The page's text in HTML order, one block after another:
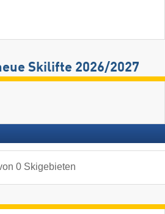
Skilifte 2026/2027
0 Skigebieten